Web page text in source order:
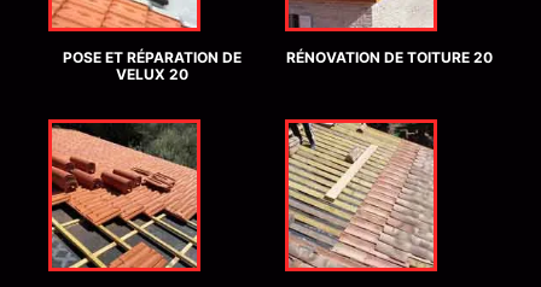
POSE ET RÉPARATION DE
VELUX 20
RÉNOVATION DE TOITURE 20